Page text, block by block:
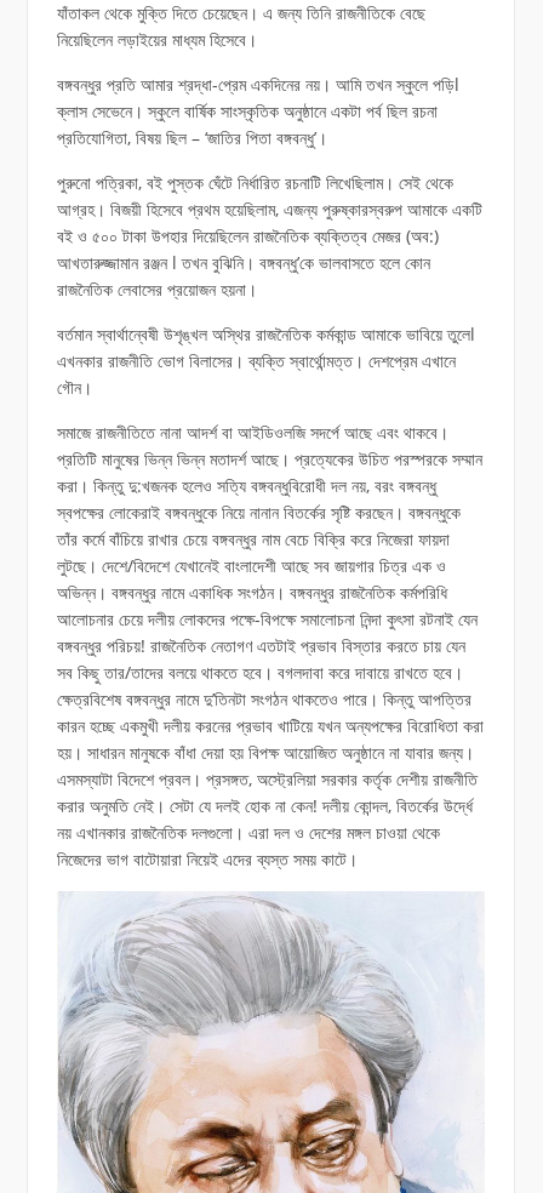
যাঁতাকল থেকে মুক্তি দিতে চেয়েছেন। এ জন্য তিনি রাজনীতিকে বেছে
নিয়েছিলেন লড়াইয়ের মাধ্যম হিসেবে।
বঙ্গবন্ধুর প্রতি আমার শ্রদ্ধা-প্রেম একদিনের নয়। আমি তখন স্কুলে পড়িl
ক্লাস সেভেনে। স্কুলে বার্ষিক সাংস্কৃতিক অনুষ্ঠানে একটা পর্ব ছিল রচনা
প্রতিযোগিতা, বিষয় ছিল – ‘জাতির পিতা বঙ্গবন্ধু’।
পুরুনো পত্রিকা, বই পুস্তক ঘেঁটে নির্ধারিত রচনাটি লিখেছিলাম। সেই থেকে
আগ্রহ। বিজয়ী হিসেবে প্রথম হয়েছিলাম, এজন্য পুরুষ্কারস্বরুপ আমাকে একটি
বই ও ৫০০ টাকা উপহার দিয়েছিলেন রাজনৈতিক ব্যক্তিত্ব মেজর (অব:)
আখতারুজ্জামান রঞ্জন l তখন বুঝিনি। বঙ্গবন্ধু’কে ভালবাসতে হলে কোন
রাজনৈতিক লেবাসের প্রয়োজন হয়না।
বর্তমান স্বার্থান্বেষী উশৃঙ্খল অস্থির রাজনৈতিক কর্মকান্ড আমাকে ভাবিয়ে তুলেl
এখনকার রাজনীতি ভোগ বিলাসের। ব্যক্তি স্বার্থোন্মত্ত। দেশপ্রেম এখানে
গৌন।
সমাজে রাজনীতিতে নানা আদর্শ বা আইডিওলজি সদর্পে আছে এবং থাকবে।
প্রতিটি মানুষের ভিন্ন ভিন্ন মতাদর্শ আছে। প্রত্যেকের উচিত পরস্পরকে সম্মান
করা। কিন্তু দু:খজনক হলেও সত্যি বঙ্গবন্ধুবিরোধী দল নয়, বরং বঙ্গবন্ধু
স্বপক্ষের লোকেরাই বঙ্গবন্ধুকে নিয়ে নানান বিতর্কের সৃষ্টি করছেন। বঙ্গবন্ধুকে
তাঁর কর্মে বাঁচিয়ে রাখার চেয়ে বঙ্গবন্ধুর নাম বেচে বিক্রি করে নিজেরা ফায়দা
লুটছে। দেশে/বিদেশে যেখানেই বাংলাদেশী আছে সব জায়গার চিত্র এক ও
অভিন্ন। বঙ্গবন্ধুর নামে একাধিক সংগঠন। বঙ্গবন্ধুর রাজনৈতিক কর্মপরিধি
আলোচনার চেয়ে দলীয় লোকদের পক্ষে-বিপক্ষে সমালোচনা নিন্দা কুৎসা রটনাই যেন
বঙ্গবন্ধুর পরিচয়! রাজনৈতিক নেতাগণ এতটাই প্রভাব বিস্তার করতে চায় যেন
সব কিছু তার/তাদের বলয়ে থাকতে হবে। বগলদাবা করে দাবায়ে রাখতে হবে।
ক্ষেত্রবিশেষ বঙ্গবন্ধুর নামে দু’তিনটা সংগঠন থাকতেও পারে। কিন্তু আপত্তির
কারন হচ্ছে একমুখী দলীয় করনের প্রভাব খাটিয়ে যখন অন্যপক্ষের বিরোধিতা করা
হয়। সাধারন মানুষকে বাঁধা দেয়া হয় বিপক্ষ আয়োজিত অনুষ্ঠানে না যাবার জন্য।
এসমস্যাটা বিদেশে প্রবল। প্রসঙ্গত, অস্ট্রেলিয়া সরকার কর্তৃক দেশীয় রাজনীতি
করার অনুমতি নেই। সেটা যে দলই হোক না কেন! দলীয় কোন্দল, বিতর্কের উর্দ্ধে
নয় এখানকার রাজনৈতিক দলগুলো। এরা দল ও দেশের মঙ্গল চাওয়া থেকে
নিজেদের ভাগ বাটোয়ারা নিয়েই এদের ব্যস্ত সময় কাটে।